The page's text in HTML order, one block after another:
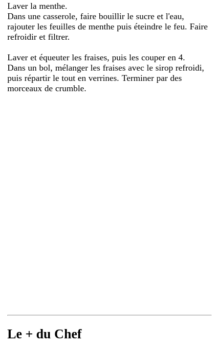
Laver la menthe.
Dans une casserole, faire bouillir le sucre et l'eau,
rajouter les feuilles de menthe puis éteindre le feu. Faire
refroidir et filtrer.
Laver et équeuter les fraises, puis les couper en 4.
Dans un bol, mélanger les fraises avec le sirop refroidi,
puis répartir le tout en verrines. Terminer par des
morceaux de crumble.
Le + du Chef